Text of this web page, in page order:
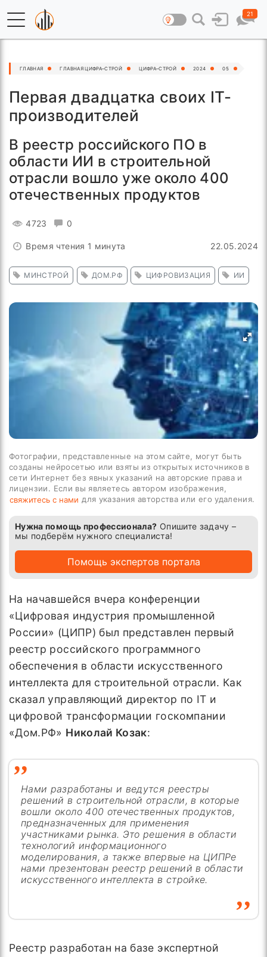
21
ГЛАВНАЯ ГЛАВНАЯ ЦИФРА–СТРОЙ ЦИФРА–СТРОЙ 2024 05
Первая двадцатка своих IT-
производителей
В реестр российского ПО в
области ИИ в строительной
отрасли вошло уже около 400
отечественных продуктов
4723 0
Время чтения 1 минута 22.05.2024
МИНСТРОЙ ДОМ.РФ ЦИФРОВИЗАЦИЯ ИИ
Фотографии, представленные на этом сайте, могут быть
созданы нейросетью или взяты из открытых источников в
сети Интернет без явных указаний на авторские права и
лицензии. Если вы являетесь автором изображения,
свяжитесь с нами для указания авторства или его удаления.
Нужна помощь профессионала? Опишите задачу –
мы подберём нужного специалиста!
Помощь экспертов портала
На начавшейся вчера конференции
«Цифровая индустрия промышленной
России» (ЦИПР) был представлен первый
реестр российского программного
обеспечения в области искусственного
интеллекта для строительной отрасли. Как
сказал управляющий директор по IT и
цифровой трансформации госкомпании
«Дом.РФ» Николай Козак:
Нами разработаны и ведутся реестры
решений в строительной отрасли, в которые
вошли около 400 отечественных продуктов,
предназначенных для применения
участниками рынка. Это решения в области
технологий информационного
моделирования, а также впервые на ЦИПРе
нами презентован реестр решений в области
искусственного интеллекта в стройке.
Реестр разработан на базе экспертной